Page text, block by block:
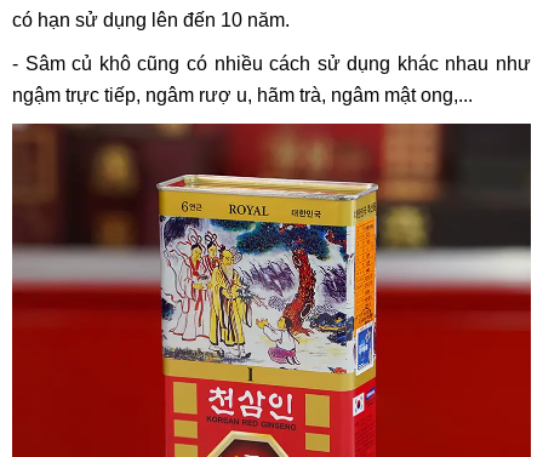
có hạn sử dụng lên đến 10 năm.
- Sâm củ khô cũng có nhiều cách sử dụng khác nhau như
ngậm trực tiếp, ngâm rượ u, hãm trà, ngâm mật ong,...